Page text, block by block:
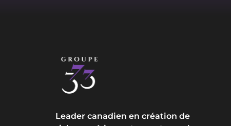
Leader canadien en création de